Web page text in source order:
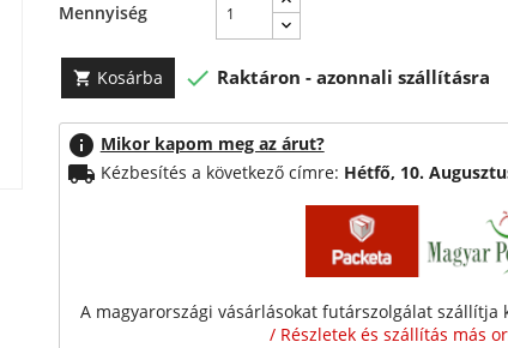
Mennyiség
 Kosárba  Raktáron - azonnali szállításra
info Mikor kapom meg az árut?
local_shipping Kézbesítés a következő címre: Hétfő, 10.
A magyarországi vásárlásokat futárszolgálat szállítja
/ Részletek és szállítás más